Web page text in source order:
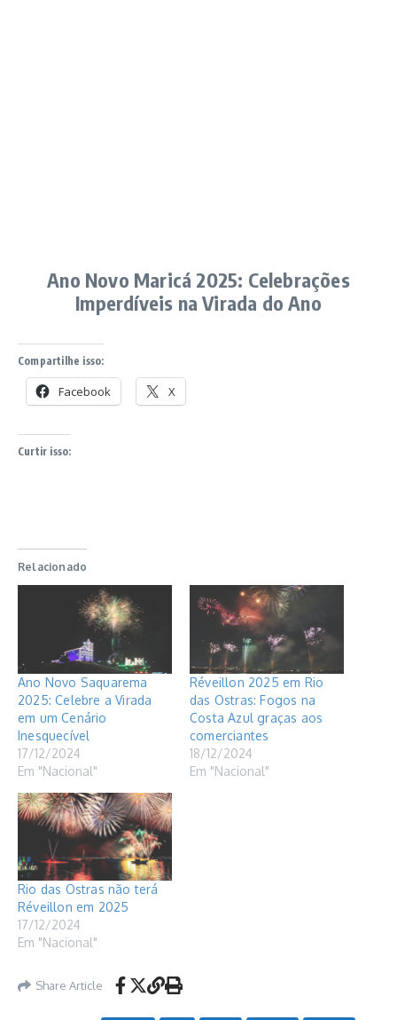
Ano Novo Maricá 2025: Celebrações
Imperdíveis na Virada do Ano
Compartilhe isso:
Facebook X
Curtir isso:
Relacionado
Ano Novo Saquarema
2025: Celebre a Virada
em um Cenário
Inesquecível
17/12/2024
Em "Nacional"
Réveillon 2025 em Rio
das Ostras: Fogos na
Costa Azul graças aos
comerciantes
18/12/2024
Em "Nacional"
Rio das Ostras não terá
Réveillon em 2025
17/12/2024
Em "Nacional"
Share Article